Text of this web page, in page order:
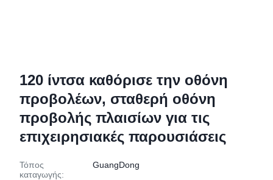
120 ίντσα καθόρισε την οθόνη
προβολέων, σταθερή οθόνη
προβολής πλαισίων για τις
επιχειρησιακές παρουσιάσεις
Τόπος
καταγωγής:
GuangDong